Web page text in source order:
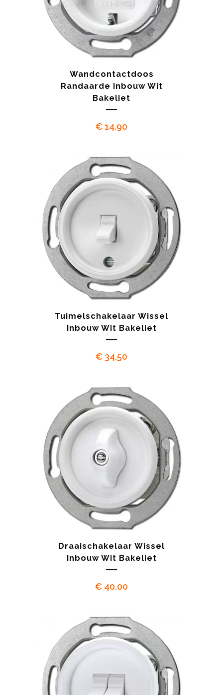
Wandcontactdoos
Randaarde Inbouw Wit
Bakeliet
€ 14.90
Tuimelschakelaar Wissel
Inbouw Wit Bakeliet
€ 34.50
Draaischakelaar Wissel
Inbouw Wit Bakeliet
€ 40.00